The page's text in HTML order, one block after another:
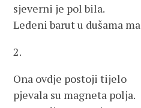
sjeverni je pol bila.
Ledeni barut u dušama
2.
Ona ovdje postoji tijelo
pjevala su magneta polja.